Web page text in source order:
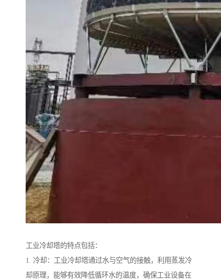
工业冷却塔的特点包括：
1. 冷却：工业冷却塔通过水与空气的接触，利用蒸发冷
却原理，能够有效降低循环水的温度，确保工业设备在